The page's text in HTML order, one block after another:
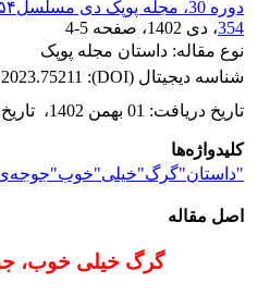
354، دی 1402 ، صفحه 4-5
نوع مقاله: داستان مجله پوپک
شناسه دیجیتال (DOI):
تاریخ دریافت: 01 بهمن 1402 ،
کلیدواژه‌ها
اصل مقاله
گرگ خیلی خوب،